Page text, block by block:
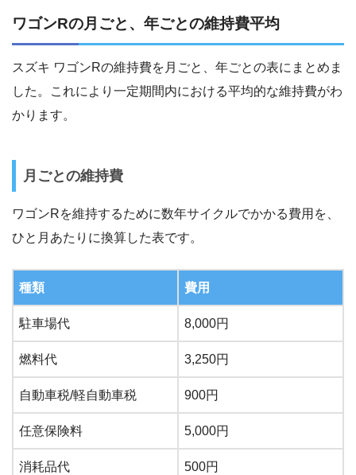
ワゴンRの月ごと、年ごとの維持費平均
スズキ ワゴンRの維持費を月ごと、年ごとの表にまとめま
した。これにより一定期間内における平均的な維持費がわ
かります。
月ごとの維持費
ワゴンRを維持するために数年サイクルでかかる費用を、
ひと月あたりに換算した表です。
種類 費用
駐車場代 8,000円
燃料代 3,250円
自動車税/軽自動車税 900円
任意保険料 5,000円
消耗品代 500円